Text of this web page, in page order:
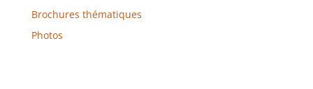
Brochures thématiques
Photos